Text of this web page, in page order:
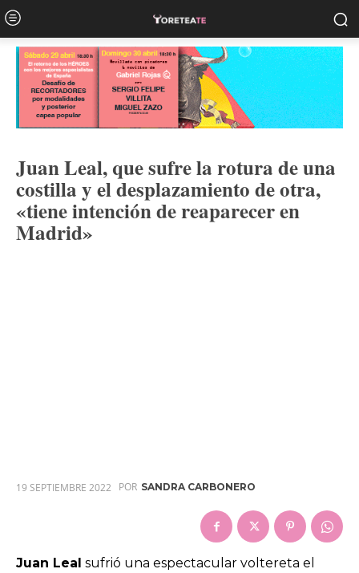
Juan Leal, que sufre la rotura de una
costilla y el desplazamiento de otra,
«tiene intención de reaparecer en
Madrid»
19 SEPTIEMBRE 2022 POR SANDRA CARBONERO
Juan Leal sufrió una espectacular voltereta el